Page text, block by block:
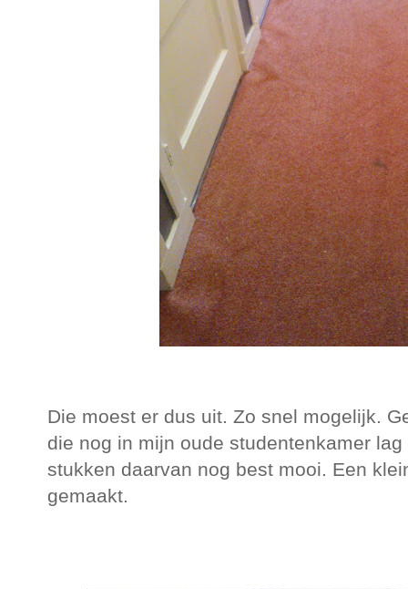
Die moest er dus uit. Zo snel mogelijk.
die nog in mijn oude studentenkamer
stukken daarvan nog best mooi. Een
gemaakt.